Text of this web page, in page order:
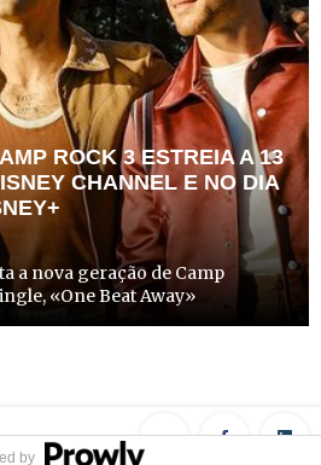
ROCK 3 ESTREIA A 13
CHANNEL E NO DIA
a nova geração de Camp
«One Beat Away»
by